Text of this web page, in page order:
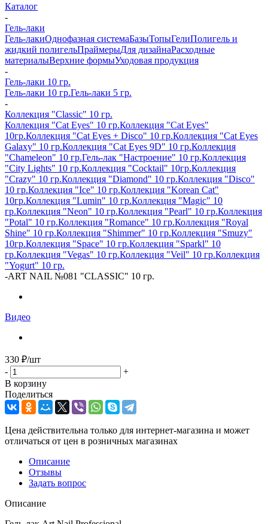
Каталог
-
Гель-лаки
Гель-лакиОднофазная системаБазыТопыГелиПолигель и
жидкий полигельПраймерыДля дизайнаРасходные
материалыВерхние формыУходовая продукция
-
Гель-лаки 10 гр.
Гель-лаки 10 гр.Гель-лаки 5 гр.
-
Коллекция "Classic" 10 гр.
Коллекция "Cat Eyes" 10 гр.Коллекция "Cat Eyes"
10гр.Коллекция "Cat Eyes + Disco" 10 гр.Коллекция "Cat Eyes
Galaxy" 10 гр.Коллекция "Cat Eyes 9D" 10 гр.Коллекция
"Chameleon" 10 гр.Гель-лак "Настроение" 10 гр.Коллекция
"City Lights" 10 гр.Коллекция "Cocktail" 10гр.Коллекция
"Crazy" 10 гр.Коллекция "Diamond" 10 гр.Коллекция "Disco"
10 гр.Коллекция "Ice" 10 гр.Коллекция "Korean Cat"
10гр.Коллекция "Lumin" 10 гр.Коллекция "Magic" 10
гр.Коллекция "Neon" 10 гр.Коллекция "Pearl" 10 гр.Коллекция
"Potal" 10 гр.Коллекция "Romance" 10 гр.Коллекция "Royal
Shine" 10 гр.Коллекция "Shimmer" 10 гр.Коллекция "Smuzy"
10гр.Коллекция "Space" 10 гр.Коллекция "Sparkl" 10
гр.Коллекция "Vegas" 10 гр.Коллекция "Veil" 10 гр.Коллекция
"Yogurt" 10 гр.
-ART NAIL №081 "CLASSIC" 10 гр.
Видео
330 ₽/шт
-
+
В корзину
Поделиться
Цена действительна только для интернет-магазина и может
отличаться от цен в розничных магазинах
Описание
Отзывы
Задать вопрос
Описание